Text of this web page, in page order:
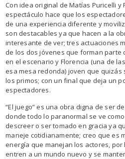
Con idea original de Matías Puricelli y
espectáculo hace que los
de una experiencia diferente y
son destacables ya que hacen a la
interesante de ver; tres actuaciones
de los dos jóvenes que forman parte
en el escenario y Florencia (una de
esa mesa redonda) joven que
los primos; con un final que deja un
espectadores.
“El juego” es una obra digna de ser
donde todo lo paranormal se ve
descreer o ser tomado en gracia ya
maneje cotidianamente; creo que es
energía que manejan los actores,
entren a un mundo nuevo y se